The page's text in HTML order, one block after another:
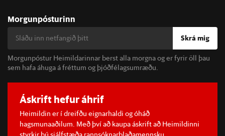
Morgunpósturinn
Skrá mig
Morgunpóstur Heimildarinnar berst alla morgna og er fyrir öll þau
sem hafa áhuga á fréttum og þjóðfélagsumræðu.
Áskrift hefur áhrif
Heimildin er í dreifðu eignarhaldi og óháð
hagsmunaaðilum. Með því að kaupa áskrift að Heimildinni